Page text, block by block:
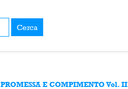
Cerca
PROMESSA E COMPIMENTO Vol. II